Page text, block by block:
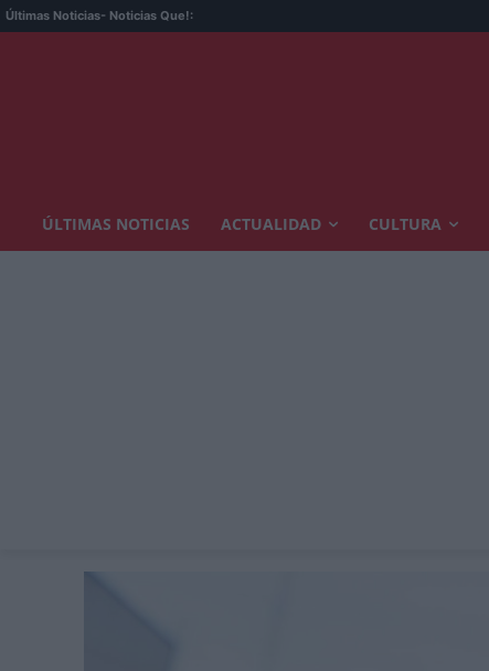
Últimas Noticias- Noticias Que!:
ÚLTIMAS NOTICIAS ACTUALIDAD CULTURA